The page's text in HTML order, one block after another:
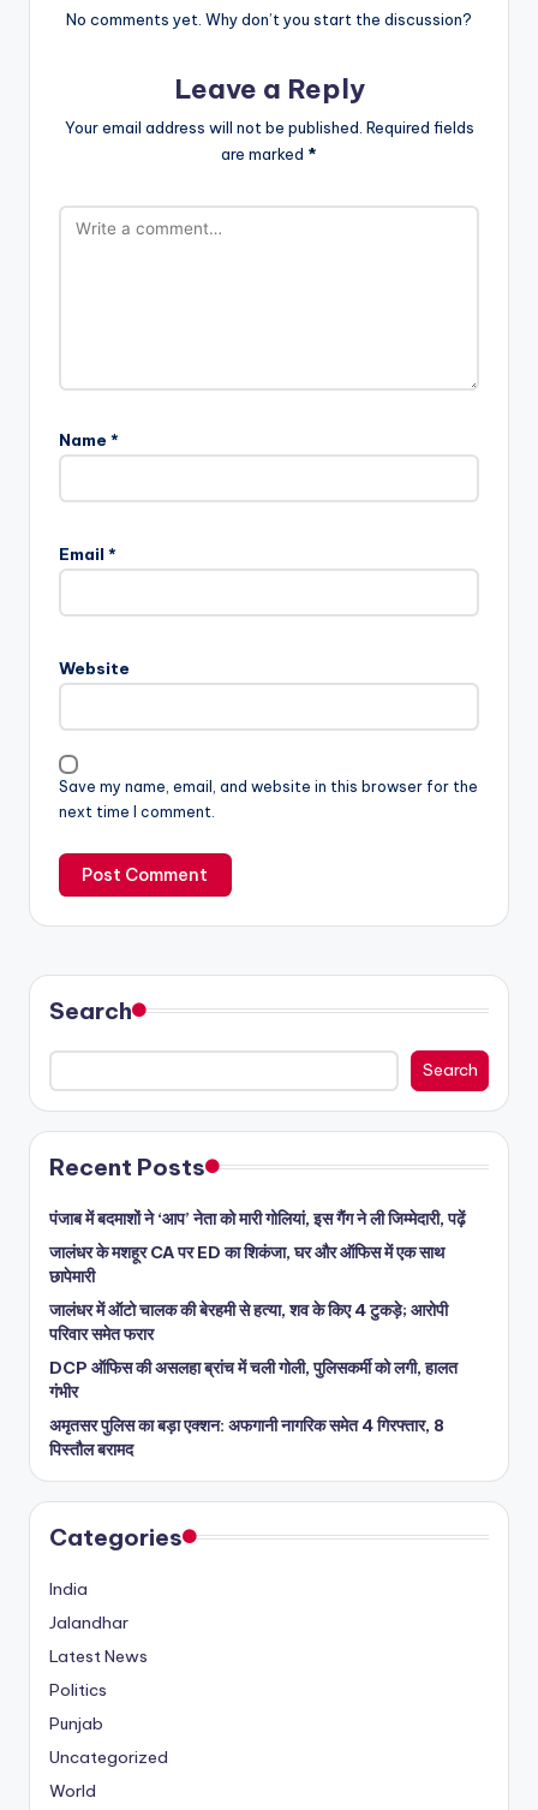
No comments yet. Why don’t you start the discussion?
Leave a Reply
Your email address will not be published. Required fields
are marked *
Name *
Email *
Website
Save my name, email, and website in this browser for the
next time I comment.
Search
Search
Recent Posts
पंजाब में बदमाशों ने ‘आप’ नेता को मारी गोलियां, इस गैंग ने ली जिम्मेदारी, पढ़ें
जालंधर के मशहूर CA पर ED का शिकंजा, घर और ऑफिस में एक साथ
छापेमारी
जालंधर में ऑटो चालक की बेरहमी से हत्या, शव के किए 4 टुकड़े; आरोपी
परिवार समेत फरार
DCP ऑफिस की असलहा ब्रांच में चली गोली, पुलिसकर्मी को लगी, हालत
गंभीर
अमृतसर पुलिस का बड़ा एक्शन: अफगानी नागरिक समेत 4 गिरफ्तार, 8
पिस्तौल बरामद
Categories
India
Jalandhar
Latest News
Politics
Punjab
Uncategorized
World